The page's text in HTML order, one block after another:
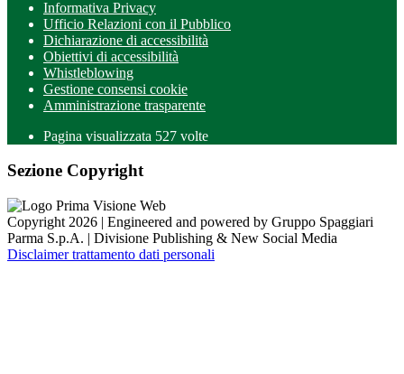
Informativa Privacy
Ufficio Relazioni con il Pubblico
Dichiarazione di accessibilità
Obiettivi di accessibilità
Whistleblowing
Gestione consensi cookie
Amministrazione trasparente
Pagina visualizzata 527 volte
Sezione Copyright
Copyright 2026 | Engineered and powered by Gruppo Spaggiari
Parma S.p.A. | Divisione Publishing & New Social Media
Disclaimer trattamento dati personali